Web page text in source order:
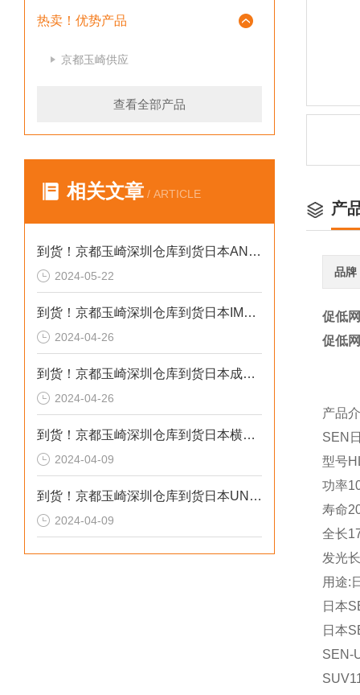
热卖！优势产品
京都玉崎供应
查看全部产品
相关文章 / ARTICLE
到货！京都玉崎深圳仓库到货日本AND 电子秤HV-60KCEP
2024-05-22
到货！京都玉崎深圳仓库到货日本IMADA 推拉力计 DST-20N
2024-04-26
到货！京都玉崎深圳仓库到货日本成茂锻针仪MF2
2024-04-26
到货！京都玉崎深圳仓库到货日本横河 电导率仪传感器 SC8SG-R31-T-305-P1-A
2024-04-09
到货！京都玉崎深圳仓库到货日本UNITTA音波式皮带张力计U-550替换U-508
2024-04-09
产
品牌
促低
促低
产品
SEN
型号
功率
寿命
全长
发光
用途:
日本
日本
SEN-